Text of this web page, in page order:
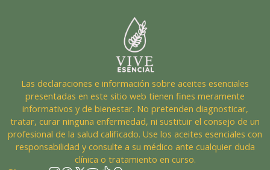
Las declaraciones e información sobre aceites esenciales
presentadas en este sitio web tienen fines meramente
informativos y de bienestar. No pretenden diagnosticar,
tratar, curar ninguna enfermedad, ni sustituir el consejo de un
profesional de la salud calificado. Use los aceites esenciales con
responsabilidad y consulte a su médico ante cualquier duda
clínica o tratamiento en curso.